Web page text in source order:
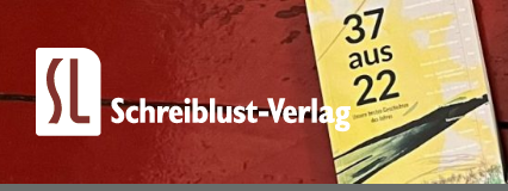
Zum Hauptinhalt springen